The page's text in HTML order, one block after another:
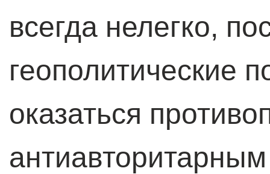
всегда нелегко,
геополитические
оказаться